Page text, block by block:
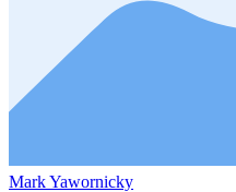
Mark Yawornicky